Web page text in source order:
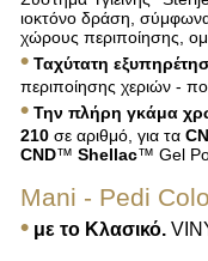
ιοκτόνο δράση, σύμφωνα
χώρους περιποίησης,
• Ταχύτατη
περιποίησης χεριών -
• Την πλήρη γκάμα
210σε αριθμό, για τα
CND™ Shellac™ Gel
Mani - Pedi
•με το Kλασικό.